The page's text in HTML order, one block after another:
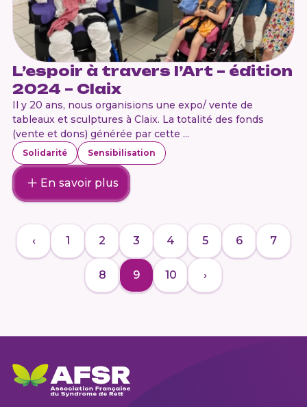
L’espoir à travers l’Art – édition
2024 – Claix
Il y 20 ans, nous organisions une expo/ vente de
tableaux et sculptures à Claix. La totalité des fonds
(vente et dons) générée par cette ...
Solidarité Sensibilisation
En savoir plus
‹ 1 2 3 4 5 6 7
8 9 10 ›